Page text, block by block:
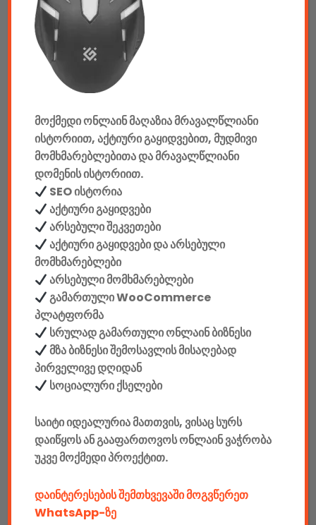
აუდიო & ვიდეო
კონსოლები & აქსესუარები
მანქანის აქსესუარები
ელემენტები
აკკუმულატორები
კაბელები & დამტენები
დისკები
ჩანთები
სეიფები
კონსტრუქტორები
E-mobility
კომპიუტერები & აქსესუარები
ტელეფონები & აქსესუარები
კამერები & აქსესუარები
ნოუთბუქები & აქსესუარები
მოქმედი ონლაინ მაღაზია მრავალწლიანი
ისტორიით, აქტიური გაყიდვებით, მუდმივი
მომხმარებლებითა და მრავალწლიანი
დომენის ისტორიით.
SEO ისტორია
აქტიური გაყიდვები
არსებული შეკვეთები
აქტიური გაყიდვები და არსებული
მომხმარებლები
არსებული მომხმარებლები
გამართული WooCommerce
პლატფორმა
სრულად გამართული ონლაინ ბიზნესი
მზა ბიზნესი შემოსავლის მისაღებად
პირველივე დღიდან
სოციალური ქსელები
საიტი იდეალურია მათთვის, ვისაც სურს
დაიწყოს ან გააფართოვოს ონლაინ ვაჭრობა
უკვე მოქმედი პროექტით.
დაინტერესების შემთხვევაში მოგვწერეთ
WhatsApp-ზე